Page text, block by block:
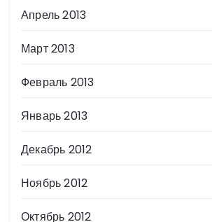
Апрель 2013
Март 2013
Февраль 2013
Январь 2013
Декабрь 2012
Ноябрь 2012
Октябрь 2012